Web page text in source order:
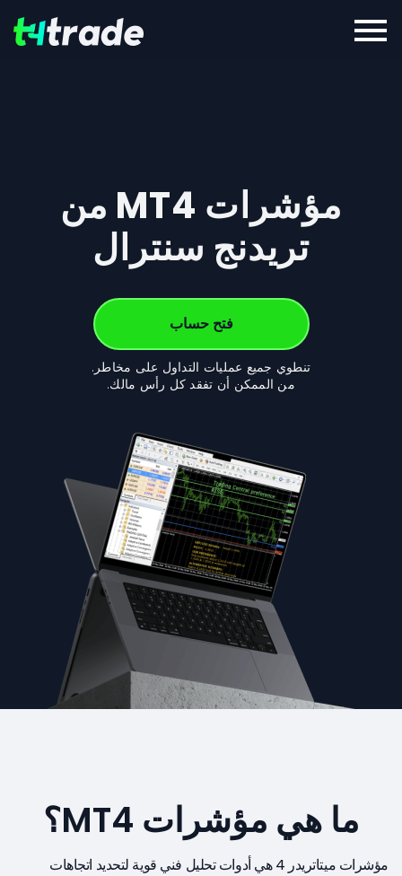
مؤشرات MT4 من
تريدنج سنترال
فتح حساب
تنطوي جميع عمليات التداول على مخاطر.
من الممكن أن تفقد كل رأس مالك.
ما هي مؤشرات MT4؟
مؤشرات ميتاتريدر 4 هي أدوات تحليل فني قوية لتحديد اتجاهات